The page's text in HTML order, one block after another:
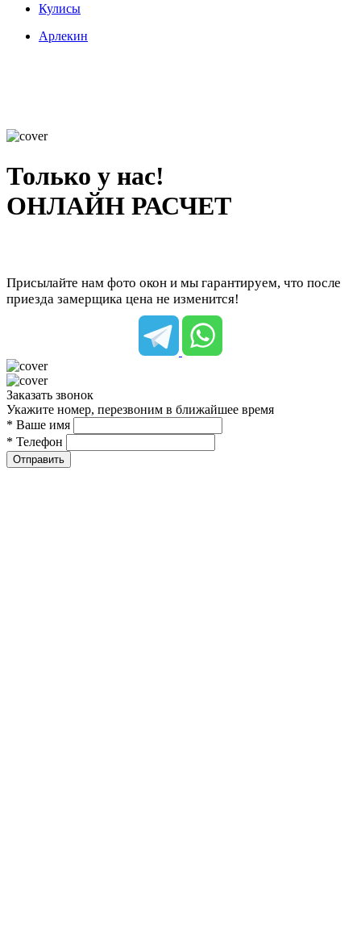
Кулисы
Арлекин
Только у нас!
ОНЛАЙН РАСЧЕТ
Присылайте нам фото окон и мы гарантируем, что после
приезда замерщика цена не изменится!
Заказать звонок
Укажите номер, перезвоним в ближайшее время
* Ваше имя
* Телефон
Отправить